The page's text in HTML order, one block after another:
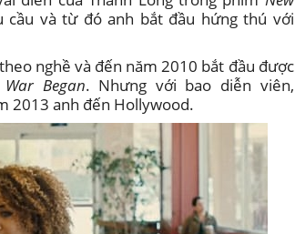
cầu và từ đó anh bắt đầu hứng thú với
nghề và đến năm 2010 bắt đầu được
Began. Nhưng với bao diễn viên,
2013 anh đến Hollywood.